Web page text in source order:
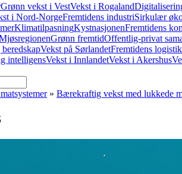
Grønn vekst i VestVekst i Rogaland
i Nord-NorgeFremtidens industriSirkulær
KlimatilpasningKystnasjonenFremtidens
Grønn fremtidOffentlig-privat
Vekst på SørlandetFremtidens
intelligensVekst i InnlandetVekst i Akershus
» Bærekraftig vekst med lukkede